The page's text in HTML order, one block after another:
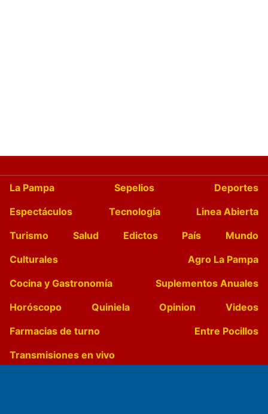
La Pampa Sepelios
Deportes
Espectáculos
Tecnología
Linea Abierta
Turismo
Salud Edictos País
Mundo
Culturales
Agro La Pampa
Cocina y Gastronomía
Suplementos Anuales
Horóscopo
Quiniela Opinion
Videos
Farmacias de turno
Entre Pocillos
Transmisiones en vivo